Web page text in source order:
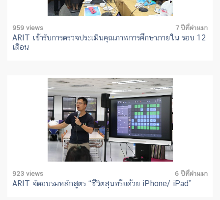
959 views 7 ปีที่ผ่านมา
ARIT เข้ารับการตรวจประเมินคุณภาพการศึกษาภายใน รอบ 12
เดือน
923 views 6 ปีที่ผ่านมา
ARIT จัดอบรมหลักสูตร “ชีวิตสุนทรียด้วย iPhone/ iPad”